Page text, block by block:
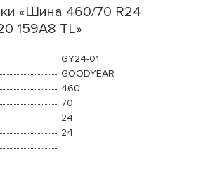
«Шина 460/70 R24
159A8 TL»
GY24-01
GOODYEAR
460
70
24
24
-